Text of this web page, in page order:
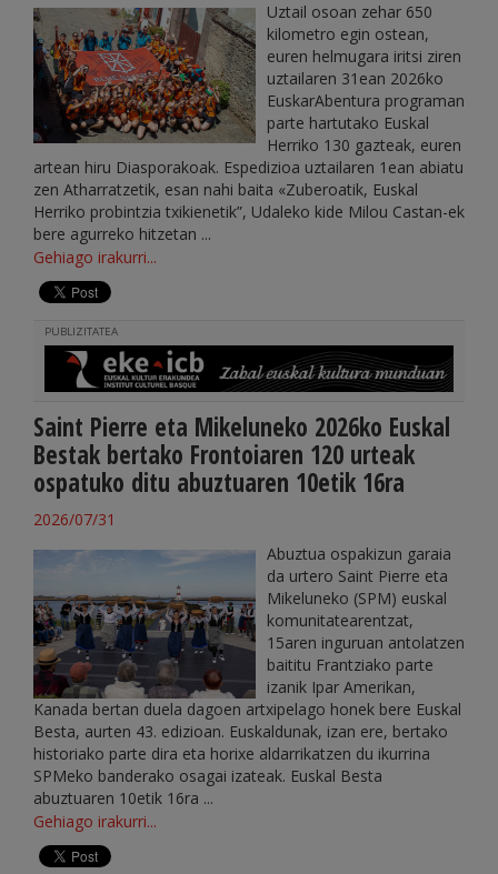
Uztail osoan zehar 650
kilometro egin ostean,
euren helmugara iritsi ziren
uztailaren 31ean 2026ko
EuskarAbentura programan
parte hartutako Euskal
Herriko 130 gazteak, euren
artean hiru Diasporakoak. Espedizioa uztailaren 1ean abiatu
zen Atharratzetik, esan nahi baita «Zuberoatik, Euskal
Herriko probintzia txikienetik”, Udaleko kide Milou Castan-ek
bere agurreko hitzetan ...
Gehiago irakurri...
PUBLIZITATEA
Saint Pierre eta Mikeluneko 2026ko Euskal
Bestak bertako Frontoiaren 120 urteak
ospatuko ditu abuztuaren 10etik 16ra
2026/07/31
Abuztua ospakizun garaia
da urtero Saint Pierre eta
Mikeluneko (SPM) euskal
komunitatearentzat,
15aren inguruan antolatzen
baititu Frantziako parte
izanik Ipar Amerikan,
Kanada bertan duela dagoen artxipelago honek bere Euskal
Besta, aurten 43. edizioan. Euskaldunak, izan ere, bertako
historiako parte dira eta horixe aldarrikatzen du ikurrina
SPMeko banderako osagai izateak. Euskal Besta
abuztuaren 10etik 16ra ...
Gehiago irakurri...